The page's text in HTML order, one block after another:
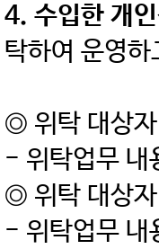
4. 수입한 개
탁하여 운영
◎ 위탁 대상
- 위탁업무 내
◎ 위탁 대상
- 위탁업무 내